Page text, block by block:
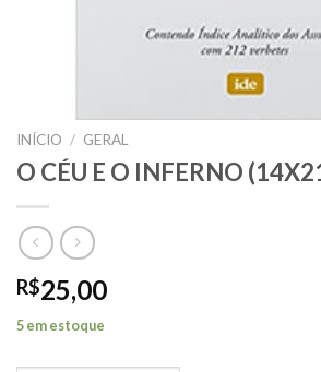
INÍCIO / GERAL
O CÉU E O INFERNO
R$25,00
5 em estoque